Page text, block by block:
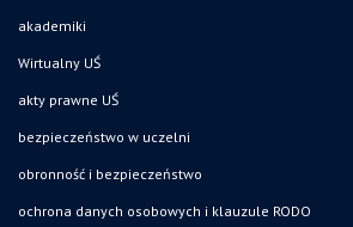
akademiki
Wirtualny UŚ
akty prawne UŚ
bezpieczeństwo w uczelni
obronność i bezpieczeństwo
ochrona danych osobowych i klauzule RODO